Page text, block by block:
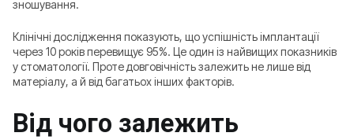
зношування.
Клінічні дослідження показують, що успішність імплантації
через 10 років перевищує 95%. Це один із найвищих показників
у стоматології. Проте довговічність залежить не лише від
матеріалу, а й від багатьох інших факторів.
Від чого залежить